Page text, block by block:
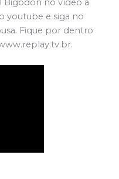
youtube e siga no
Fique por dentro